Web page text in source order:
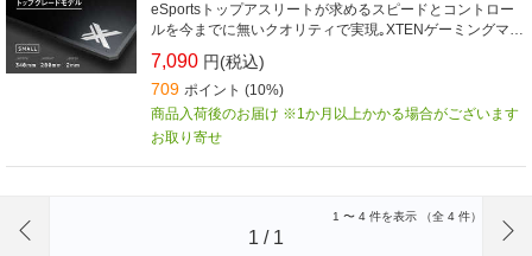
eSportsトップアスリートが求めるスピードとコントロー
ルを今までに無いクオリティで実現｡XTENゲーミングマウ
スパッドトップグレードモデル
7,090 円(税込)
709 ポイント (10%)
商品入荷後のお届け ※1か月以上かかる場合がございます
お取り寄せ
1 〜 4 件を表示 （全 4 件）
1 / 1